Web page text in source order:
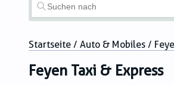
Startseite / Auto & Mobiles /
Feyen Taxi & Express